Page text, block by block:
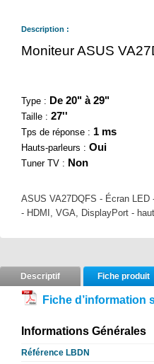
Description :
Moniteur ASUS
Type : De 20" à 29"
Taille : 27''
Tps de réponse : 1 ms
Hauts-parleurs : Oui
Tuner TV : Non
ASUS VA27DQFS - Écran LED
- HDMI, VGA, DisplayPort - haut
Descriptif Fiche produit
Fiche d’information
Informations Générales
Référence LBDN